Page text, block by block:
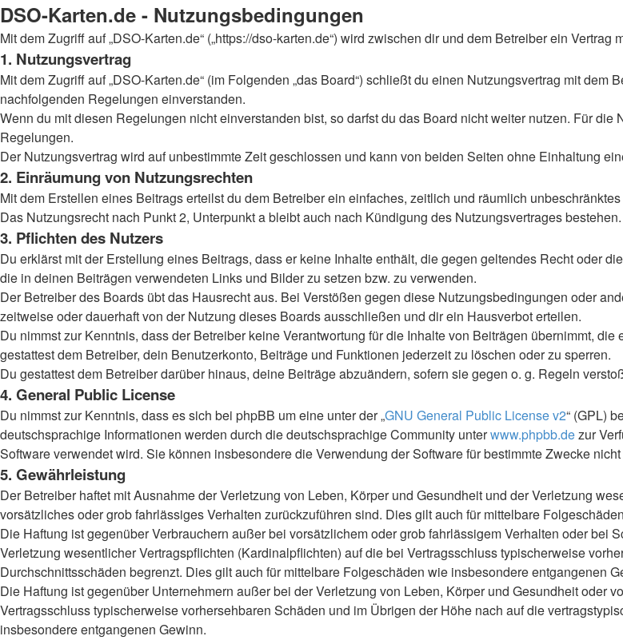
DSO-Karten.de - Nutzungsbedingungen
Mit dem Zugriff auf „DSO-Karten.de“ („https://dso-karten.de“) wird zwischen dir und dem Betreiber ein
1. Nutzungsvertrag
Mit dem Zugriff auf „DSO-Karten.de“ (im Folgenden „das Board“) schließt du einen Nutzungsvertrag mit
nachfolgenden Regelungen einverstanden.
Wenn du mit diesen Regelungen nicht einverstanden bist, so darfst du das Board nicht weiter nutzen. Für
Regelungen.
Der Nutzungsvertrag wird auf unbestimmte Zeit geschlossen und kann von beiden Seiten ohne Einhaltung
2. Einräumung von Nutzungsrechten
Mit dem Erstellen eines Beitrags erteilst du dem Betreiber ein einfaches, zeitlich und räumlich
Das Nutzungsrecht nach Punkt 2, Unterpunkt a bleibt auch nach Kündigung des Nutzungsvertrages bestehen.
3. Pflichten des Nutzers
Du erklärst mit der Erstellung eines Beitrags, dass er keine Inhalte enthält, die gegen geltendes Recht oder
die in deinen Beiträgen verwendeten Links und Bilder zu setzen bzw. zu verwenden.
Der Betreiber des Boards übt das Hausrecht aus. Bei Verstößen gegen diese Nutzungsbedingungen oder
zeitweise oder dauerhaft von der Nutzung dieses Boards ausschließen und dir ein Hausverbot erteilen.
Du nimmst zur Kenntnis, dass der Betreiber keine Verantwortung für die Inhalte von Beiträgen übernimmt,
gestattest dem Betreiber, dein Benutzerkonto, Beiträge und Funktionen jederzeit zu löschen oder zu sperren.
Du gestattest dem Betreiber darüber hinaus, deine Beiträge abzuändern, sofern sie gegen o. g. Regeln
4. General Public License
Du nimmst zur Kenntnis, dass es sich bei phpBB um eine unter der „GNU General Public License v2“ (GPL)
deutschsprachige Informationen werden durch die deutschsprachige Community unterwww.phpbb.dezur
Software verwendet wird. Sie können insbesondere die Verwendung der Software für bestimmte Zwecke
5. Gewährleistung
Der Betreiber haftet mit Ausnahme der Verletzung von Leben, Körper und Gesundheit und der Verletzung
vorsätzliches oder grob fahrlässiges Verhalten zurückzuführen sind. Dies gilt auch für mittelbare
Die Haftung ist gegenüber Verbrauchern außer bei vorsätzlichem oder grob fahrlässigem Verhalten oder bei
Verletzung wesentlicher Vertragspflichten (Kardinalpflichten) auf die bei Vertragsschluss typischerweise
Durchschnittsschäden begrenzt. Dies gilt auch für mittelbare Folgeschäden wie insbesondere entgangenen
Die Haftung ist gegenüber Unternehmern außer bei der Verletzung von Leben, Körper und Gesundheit oder
Vertragsschluss typischerweise vorhersehbaren Schäden und im Übrigen der Höhe nach auf die
insbesondere entgangenen Gewinn.